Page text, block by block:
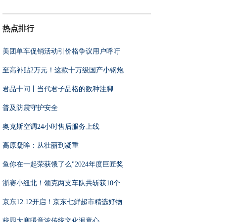
热点排行
美团单车促销活动引价格争议用户呼吁
至高补贴2万元！这款十万级国产小钢炮
君品十问丨当代君子品格的数种注脚
普及防震守护安全
奥克斯空调24小时售后服务上线
高原凝眸：从壮丽到凝重
鱼你在一起荣获饿了么"2024年度巨匠奖
浙赛小纽北！领克两支车队共斩获10个
京东12.12开启！京东七鲜超市精选好物